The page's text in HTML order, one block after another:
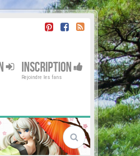
INSCRIPTION
Rejoindre les fans